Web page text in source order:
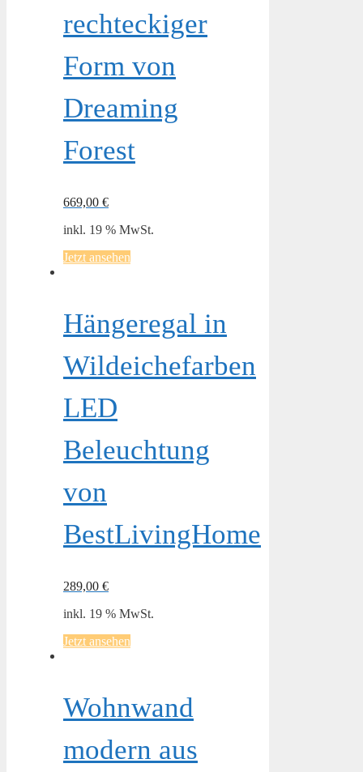
rechteckiger
Form von
Dreaming
Forest
669,00 €
inkl. 19 % MwSt.
Jetzt ansehen
Hängeregal in
Wildeichefarben
LED
Beleuchtung
von
BestLivingHome
289,00 €
inkl. 19 % MwSt.
Jetzt ansehen
Wohnwand
modern aus